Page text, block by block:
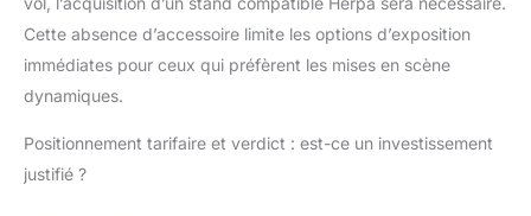
Cette absence d’accessoire limite les options d’exposition
immédiates pour ceux qui préfèrent les mises en scène
dynamiques.
Positionnement tarifaire et verdict : est-ce un investissement
justifié ?